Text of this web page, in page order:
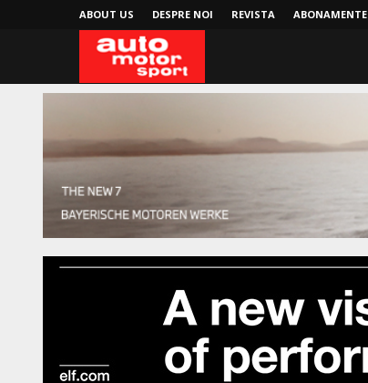
ABOUT US DESPRE NOI REVISTA ABONAMENTE